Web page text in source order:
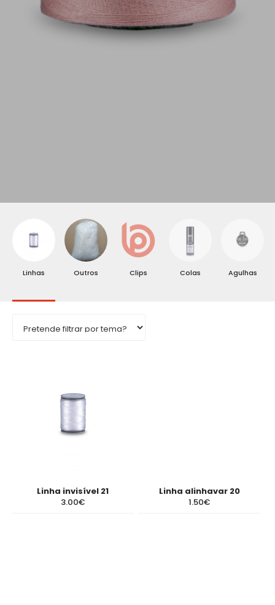
Linhas Outros Clips Colas Agulhas
Linha invisível 21
3.00€
Linha alinhavar 20
1.50€